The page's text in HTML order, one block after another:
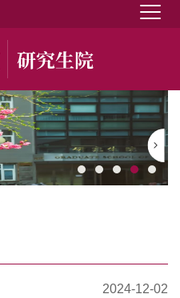
2024-12-02